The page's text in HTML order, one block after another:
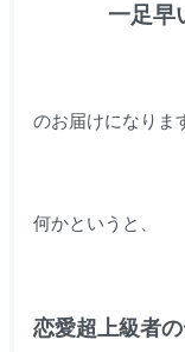
一足早
のお届けになりま
何かというと、
恋愛超上級者